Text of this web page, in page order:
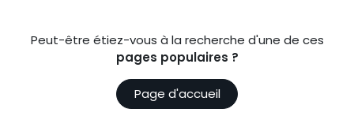
Peut-être étiez-vous à la recherche d'une de ces
pages populaires ?
Page d'accueil